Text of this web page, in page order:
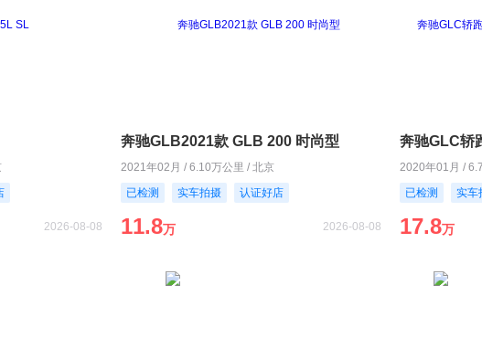
2026-08-08
奔驰GLB2021款 GLB 200 时尚型
2021年02月 / 6.10万公里 / 北京
已检测
实车拍摄 认证好店
11.8万 2026-08-08
2020年01月 /
已检测
实车
17.8万